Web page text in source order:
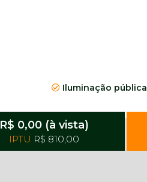
Iluminação pública
R$ 0,00 (à vista)
IPTU R$ 810,00